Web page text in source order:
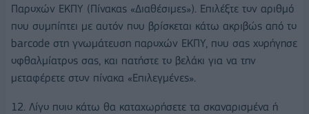
Παροχών ΕΚΠΥ (Πίνακας «Διαθέσιμες»). Επιλέξτε τον αριθμό
που συμπίπτει με αυτόν που βρίσκεται κάτω ακριβώς από το
barcode στη γνωμάτευση παροχών ΕΚΠΥ, που σας χορήγησε
οφθαλμίατρος σας, και πατήστε το βελάκι για να την
μεταφέρετε στον πίνακα «Επιλεγμένες».
12. Λίγο ποιο κάτω θα καταχωρήσετε τα σκαναρισμένα ή